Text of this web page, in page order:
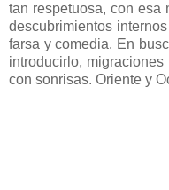
tan respetuosa, con esa
descubrimientos
farsa y comedia. En
introducirlo,
con sonrisas. Oriente y